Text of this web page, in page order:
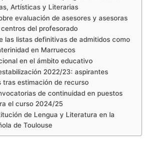
Artísticas y Literarias
evaluación de asesores y asesoras
del profesorado
las listas definitivas de admitidos como
en Marruecos
en el ámbito educativo
2022/23: aspirantes
tras estimación de recurso
de continuidad en puestos
el curso 2024/25
de Lengua y Literatura en la
de Toulouse